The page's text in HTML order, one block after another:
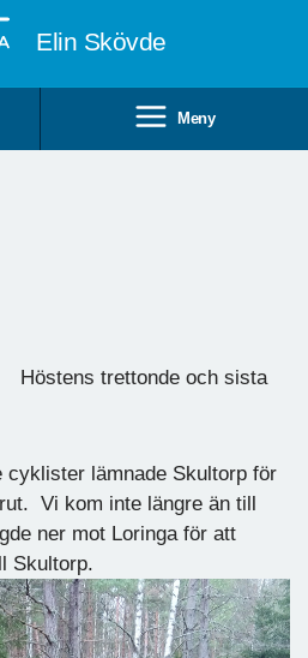
Elin Skövde
Meny
Höstens trettonde och sista
cyklister lämnade Skultorp för
Vi kom inte längre än till
ner mot Loringa för att
Skultorp.